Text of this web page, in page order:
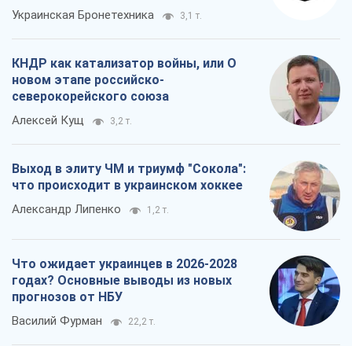
Украинская Бронетехника 3,1 т.
КНДР как катализатор войны, или О
новом этапе российско-
северокорейского союза
Алексей Кущ 3,2 т.
Выход в элиту ЧМ и триумф "Сокола":
что происходит в украинском хоккее
Александр Липенко 1,2 т.
Что ожидает украинцев в 2026-2028
годах? Основные выводы из новых
прогнозов от НБУ
Василий Фурман 22,2 т.